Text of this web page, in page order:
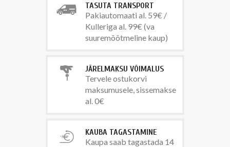
TASUTA TRANSPORT
Pakiautomaati al. 59€ /
Kulleriga al. 99€ (va
suuremõõtmeline kaup)
JÄRELMAKSU VÕIMALUS
Tervele ostukorvi
maksumusele, sissemakse
al. 0€
KAUBA TAGASTAMINE
Kaupa saab tagastada 14